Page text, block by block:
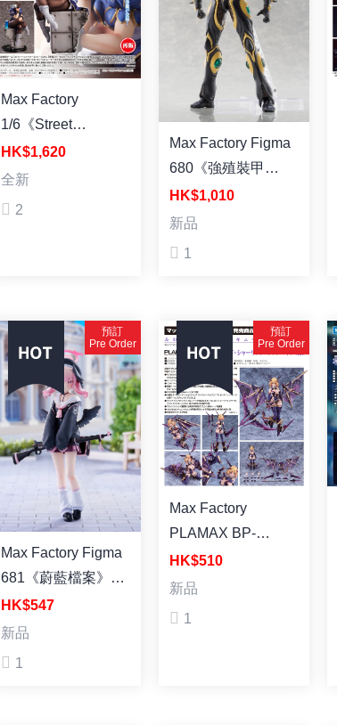
Max Factory
1/6《Street
Fighter》街頭霸王
Chun-Li 春麗 (再版)
HK$1,620
全新
2
Max Factory Figma
680《強殖裝甲
GUYVER》黑色巨
人殖裝 塗裝成品
HK$1,010
新品
1
預訂
Pre Order
Max Factory Figma
681《蔚藍檔案》下
江小春 塗裝成品
HK$547
新品
1
預訂
Pre Order
Max Factory
PLAMAX BP-
03《兔女郎機甲計
劃》索菲亞· F· 希琳
HK$510
新品
1